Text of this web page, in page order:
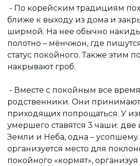
- По корейским традициям
ближе к выходу из дома и
ширмой. На нее обычно
полотно – мёнчжон, где
статус покойного. Также этим
накрывают гроб.
- Вместе с покойным все
родственники. Они принимают
приходящих попрощаться. У
умершего ставятся 3 чаши: две
Земли и Неба, одна –
организуется место для
покойного «кормят»,